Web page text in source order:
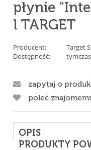
płynie
l TARGET
Producent:
Target
Dostępność:
zapytaj o
poleć
OPIS
PRODUKTY